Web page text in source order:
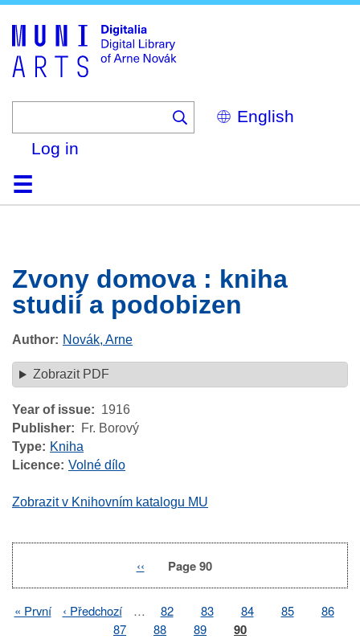
Select
your
Log in
HomeBrowse
Search
About
HelpContactDigitalia
Zvony domova : kniha
studií a podobizen
Author Novák, Arne
Zobrazit PDF
Year of issue
1916
Publisher
Fr. Borový
Type
Kniha
Licence Volné dílo
Zobrazit v Knihovním katalogu MU
Previous
‹‹ Page 90
First
« První
Previous
‹ Předchozí … Page
82 Page
83 Page
84 Page
85 Page
86
Page
87 Page
88 Page
89 Page
90